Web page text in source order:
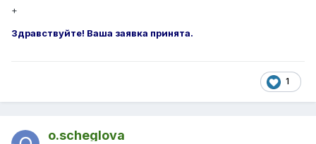
+
Здравствуйте! Ваша заявка принята.
1
o.scheglova